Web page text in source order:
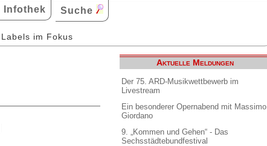
Infothek Suche
Labels im Fokus
Aktuelle Meldungen
Der 75. ARD-Musikwettbewerb im
Livestream
Ein besonderer Opernabend mit Massimo
Giordano
9. „Kommen und Gehen“ - Das
Sechsstädtebundfestival